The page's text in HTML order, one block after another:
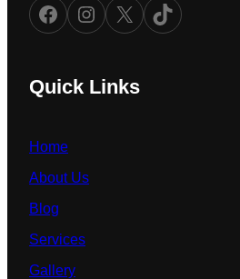
Facebook Instagram X TikTok
Quick Links
Home
About Us
Blog
Services
Gallery